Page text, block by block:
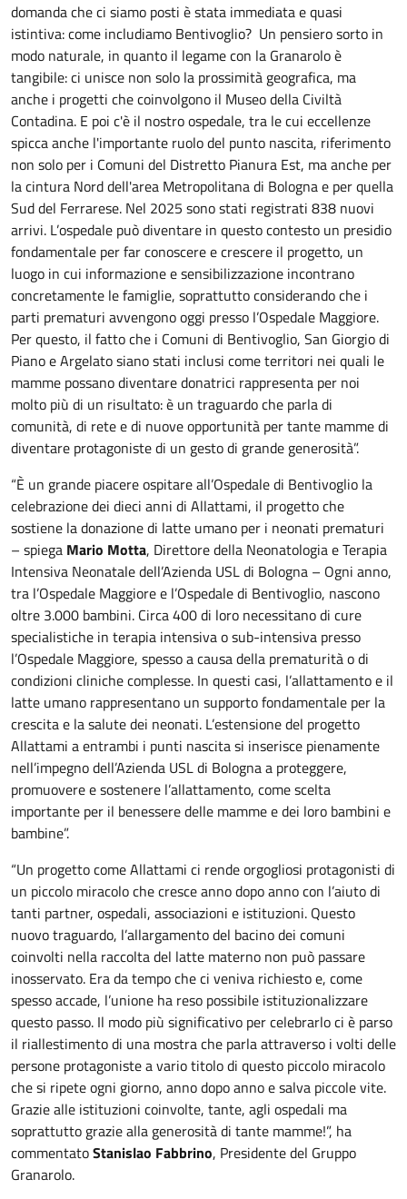
domanda che ci siamo posti è stata immediata e quasi
istintiva: come includiamo Bentivoglio? Un pensiero sorto in
modo naturale, in quanto il legame con la Granarolo è
tangibile: ci unisce non solo la prossimità geografica, ma
anche i progetti che coinvolgono il Museo della Civiltà
Contadina. E poi c'è il nostro ospedale, tra le cui eccellenze
spicca anche l'importante ruolo del punto nascita, riferimento
non solo per i Comuni del Distretto Pianura Est, ma anche per
la cintura Nord dell'area Metropolitana di Bologna e per quella
Sud del Ferrarese. Nel 2025 sono stati registrati 838 nuovi
arrivi. L’ospedale può diventare in questo contesto un presidio
fondamentale per far conoscere e crescere il progetto, un
luogo in cui informazione e sensibilizzazione incontrano
concretamente le famiglie, soprattutto considerando che i
parti prematuri avvengono oggi presso l’Ospedale Maggiore.
Per questo, il fatto che i Comuni di Bentivoglio, San Giorgio di
Piano e Argelato siano stati inclusi come territori nei quali le
mamme possano diventare donatrici rappresenta per noi
molto più di un risultato: è un traguardo che parla di
comunità, di rete e di nuove opportunità per tante mamme di
diventare protagoniste di un gesto di grande generosità”.
“È un grande piacere ospitare all’Ospedale di Bentivoglio la
celebrazione dei dieci anni di Allattami, il progetto che
sostiene la donazione di latte umano per i neonati prematuri
– spiega Mario Motta, Direttore della Neonatologia e Terapia
Intensiva Neonatale dell’Azienda USL di Bologna – Ogni anno,
tra l’Ospedale Maggiore e l’Ospedale di Bentivoglio, nascono
oltre 3.000 bambini. Circa 400 di loro necessitano di cure
specialistiche in terapia intensiva o sub-intensiva presso
l’Ospedale Maggiore, spesso a causa della prematurità o di
condizioni cliniche complesse. In questi casi, l’allattamento e il
latte umano rappresentano un supporto fondamentale per la
crescita e la salute dei neonati. L’estensione del progetto
Allattami a entrambi i punti nascita si inserisce pienamente
nell’impegno dell’Azienda USL di Bologna a proteggere,
promuovere e sostenere l’allattamento, come scelta
importante per il benessere delle mamme e dei loro bambini e
bambine”.
“Un progetto come Allattami ci rende orgogliosi protagonisti di
un piccolo miracolo che cresce anno dopo anno con l’aiuto di
tanti partner, ospedali, associazioni e istituzioni. Questo
nuovo traguardo, l’allargamento del bacino dei comuni
coinvolti nella raccolta del latte materno non può passare
inosservato. Era da tempo che ci veniva richiesto e, come
spesso accade, l’unione ha reso possibile istituzionalizzare
questo passo. Il modo più significativo per celebrarlo ci è parso
il riallestimento di una mostra che parla attraverso i volti delle
persone protagoniste a vario titolo di questo piccolo miracolo
che si ripete ogni giorno, anno dopo anno e salva piccole vite.
Grazie alle istituzioni coinvolte, tante, agli ospedali ma
soprattutto grazie alla generosità di tante mamme!”, ha
commentatoStanislao Fabbrino, Presidente del Gruppo
Granarolo.